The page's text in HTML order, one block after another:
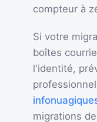
compteur à
Si votre
boîtes
l'identité,
migrations